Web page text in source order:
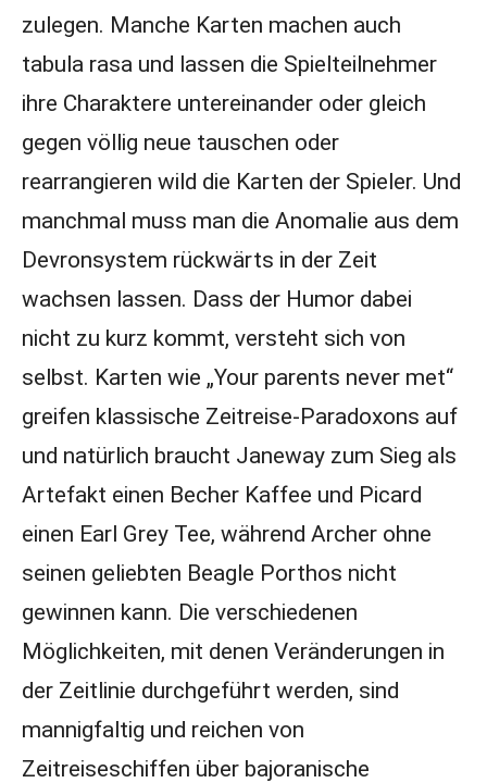
zulegen. Manche Karten machen auch
tabula rasa und lassen die Spielteilnehmer
ihre Charaktere untereinander oder gleich
gegen völlig neue tauschen oder
rearrangieren wild die Karten der Spieler. Und
manchmal muss man die Anomalie aus dem
Devronsystem rückwärts in der Zeit
wachsen lassen. Dass der Humor dabei
nicht zu kurz kommt, versteht sich von
selbst. Karten wie „Your parents never met“
greifen klassische Zeitreise-Paradoxons auf
und natürlich braucht Janeway zum Sieg als
Artefakt einen Becher Kaffee und Picard
einen Earl Grey Tee, während Archer ohne
seinen geliebten Beagle Porthos nicht
gewinnen kann. Die verschiedenen
Möglichkeiten, mit denen Veränderungen in
der Zeitlinie durchgeführt werden, sind
mannigfaltig und reichen von
Zeitreiseschiffen über bajoranische